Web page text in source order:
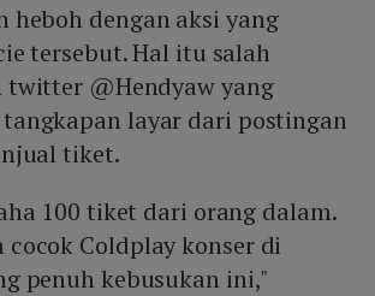
heboh dengan aksi yang
tersebut. Hal itu salah
twitter @Hendyaw yang
layar dari postingan
tiket.
100 tiket dari orang dalam.
cocok Coldplay konser di
penuh kebusukan ini,"